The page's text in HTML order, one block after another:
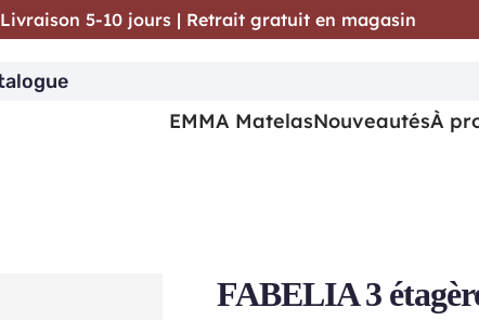
FABELIA 3
Livraison 5-10 jours | Retrait gratuit en magasin
EMMA MatelasNouveautésÀ